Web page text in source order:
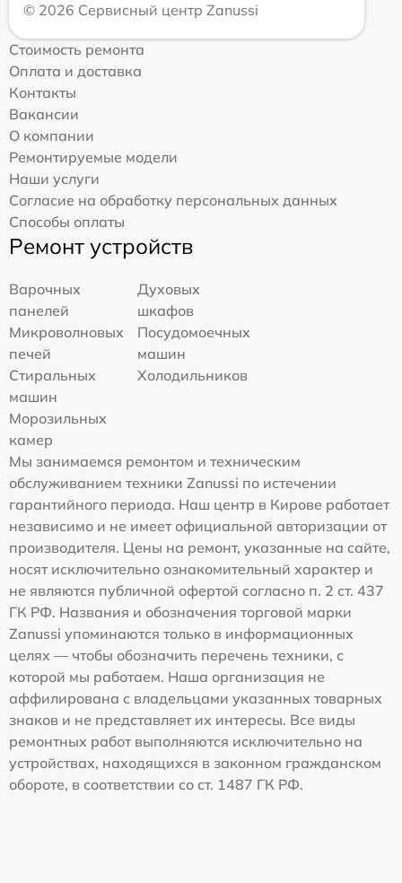
© 2026 Сервисный центр Zanussi
Стоимость ремонта
Оплата и доставка
Контакты
Вакансии
О компании
Ремонтируемые модели
Наши услуги
Согласие на обработку персональных данных
Способы оплаты
Ремонт устройств
Варочных
панелей
Духовых
шкафов
Микроволновых
печей
Посудомоечных
машин
Стиральных
машин
Холодильников
Морозильных
камер
Мы занимаемся ремонтом и техническим
обслуживанием техники Zanussi по истечении
гарантийного периода. Наш центр в Кирове работает
независимо и не имеет официальной авторизации от
производителя. Цены на ремонт, указанные на сайте,
носят исключительно ознакомительный характер и
не являются публичной офертой согласно п. 2 ст. 437
ГК РФ. Названия и обозначения торговой марки
Zanussi упоминаются только в информационных
целях — чтобы обозначить перечень техники, с
которой мы работаем. Наша организация не
аффилирована с владельцами указанных товарных
знаков и не представляет их интересы. Все виды
ремонтных работ выполняются исключительно на
устройствах, находящихся в законном гражданском
обороте, в соответствии со ст. 1487 ГК РФ.